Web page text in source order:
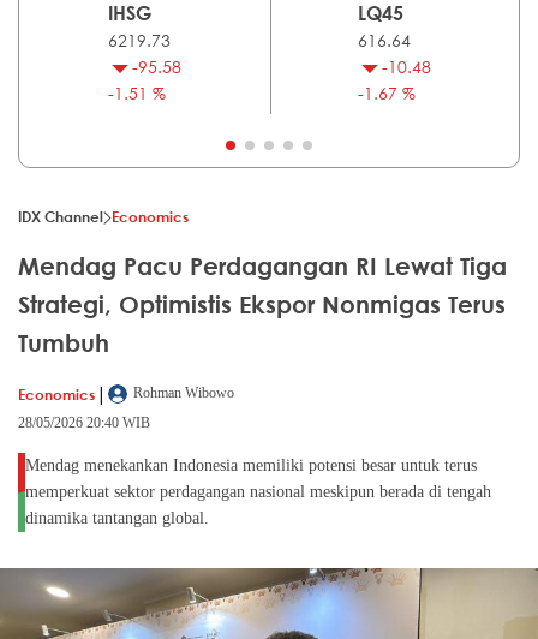
IHSG
6219.73
-95.58
-1.51 %
LQ45
616.64
-10.48
-1.67 %
IDX Channel Economics
Mendag Pacu Perdagangan RI Lewat Tiga
Strategi, Optimistis Ekspor Nonmigas Terus
Tumbuh
Economics |
Rohman Wibowo
28/05/2026 20:40 WIB
Mendag menekankan Indonesia memiliki potensi besar untuk terus
memperkuat sektor perdagangan nasional meskipun berada di tengah
dinamika tantangan global.